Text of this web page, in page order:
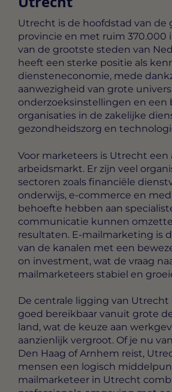
Utrecht is de hoofdstad van de
provincie en met ruim 370.000
van de grootste steden van
heeft een sterke positie als
diensteneconomie, mede
aanwezigheid van grote
onderzoeksinstellingen en een
organisaties in de zakelijke
gezondheidszorg en
Voor marketeers is Utrecht
arbeidsmarkt. Er zijn veel
sectoren zoals financiële
onderwijs, e-commerce en
behoefte hebben aan
communicatie kunnen
resultaten. E-mailmarketing is
van de kanalen met een
on investment, wat de vraag
mailmarketeers stabiel en
De centrale ligging van
goed bereikbaar vanuit grote
land, wat de keuze aan
aanzienlijk vergroot. Of je nu
Den Haag of Arnhem reist,
mensen een logisch
mailmarketeer in Utrecht